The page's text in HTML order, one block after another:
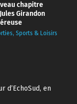
chapitre
Girandon
Sports & Loisirs
d’EchoSud, en